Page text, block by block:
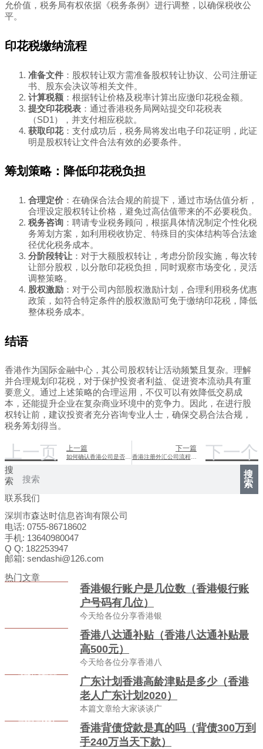
允价值，税务局有权依据《税务条例》进行调整，以确保税收公
平。
印花税缴纳流程
准备文件 ：股权转让双方需准备股权转让协议、公司注册证
书、股东会决议等相关文件。
计算税额 ：根据转让价格及税率计算出应缴印花税金额。
提交印花税表 ：通过香港税务局网站提交印花税表
（SD1），并支付相应税款。
获取印花：支付成功后，税务局将发出电子印花证明，此证
明是股权转让文件合法有效的必要条件。
筹划策略：降低印花税负担
合理定价 ：在确保合法合规的前提下，通过市场估值分析，
合理设定股权转让价格，避免过高估值带来的不必要税负。
税务咨询 ：聘请专业税务顾问，根据具体情况制定个性化税
务筹划方案，如利用税收协定、特殊目的实体结构等合法途
径优化税务成本。
分阶段转让 ：对于大额股权转让，考虑分阶段实施，每次转
让部分股权，以分散印花税负担，同时观察市场变化，灵活
调整策略。
股权激励 ：对于公司内部股权激励计划，合理利用税务优惠
政策，如符合特定条件的股权激励可免于缴纳印花税，降低
整体税务成本。
结语
香港作为国际金融中心，其公司股权转让活动频繁且复杂。理解
并合理规划印花税，对于保护投资者利益、促进资本流动具有重
要意义。通过上述策略的合理运用，不仅可以有效降低交易成
本，还能提升企业在复杂商业环境中的竞争力。因此，在进行股
权转让前，建议投资者充分咨询专业人士，确保交易合法合规，
税务筹划得当。
上一页 上一篇 下一篇 下一个
搜
索
搜
索
联系我们
深圳市森达时信息咨询有限公司
电话: 0755-86718602
手机: 13640980047
Q Q: 182253947
邮箱: sendashi@126.com
热门文章
香港银行账户是几位数（香港银行账
户号码有几位）
今天给各位分享香港银
香港八达通补贴（香港八达通补贴最
高500元）
今天给各位分享香港八
广东计划香港高龄津贴是多少（香港
老人广东计划2020）
本篇文章给大家谈谈广
香港背债贷款是真的吗（背债300万到
手240万当天下款）